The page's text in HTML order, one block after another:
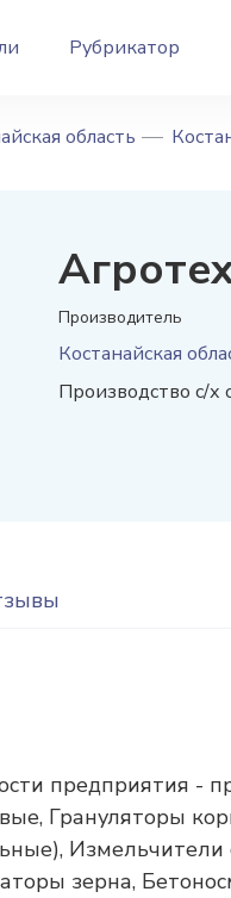
Рубрикатор
область
Производитель
Костанайская
Производство с/х
предприятия -
Грануляторы
зерна,